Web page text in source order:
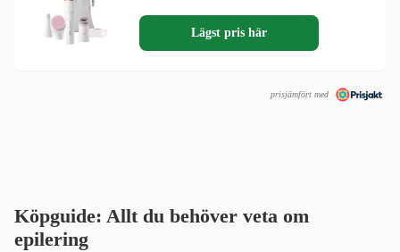
Lägst pris här
prisjämfört med
Köpguide: Allt du behöver veta om
epilering